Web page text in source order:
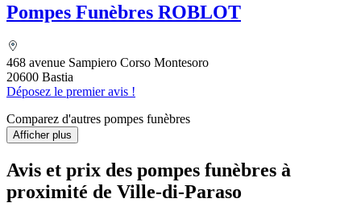
Pompes Funèbres ROBLOT
468 avenue Sampiero Corso Montesoro
20600 Bastia
Déposez le premier avis !
Comparez d'autres pompes funèbres
Afficher plus
Avis et prix des pompes funèbres à
proximité de Ville-di-Paraso